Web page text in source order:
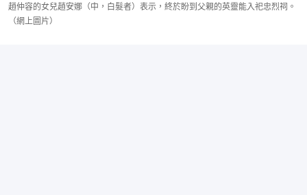
趙仲容的女兒趙安娜（中，白髮者）表示，終於盼到父親的英靈能入祀忠烈祠。
（網上圖片）